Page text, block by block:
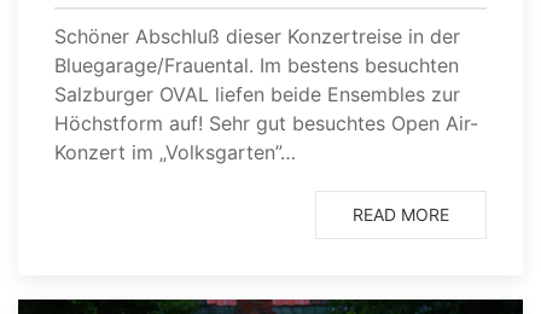
Schöner Abschluß dieser Konzertreise in der
Bluegarage/Frauental. Im bestens besuchten
Salzburger OVAL liefen beide Ensembles zur
Höchstform auf! Sehr gut besuchtes Open Air-
Konzert im „Volksgarten”…
READ MORE